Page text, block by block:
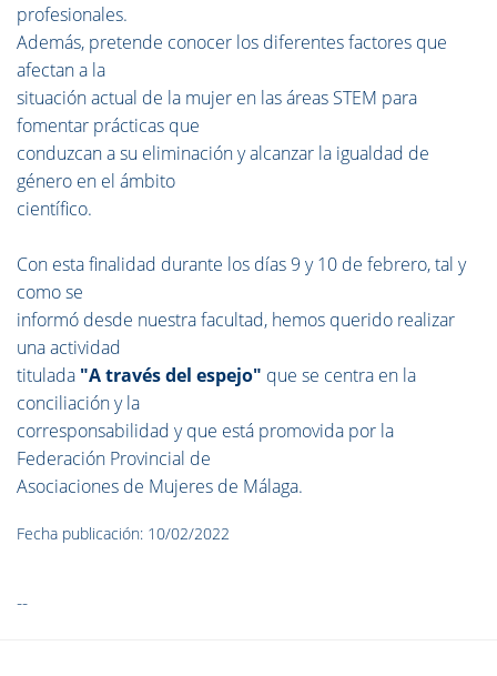
profesionales.
Además, pretende conocer los diferentes factores que
afectan a la
situación actual de la mujer en las áreas STEM para
fomentar prácticas que
conduzcan a su eliminación y alcanzar la igualdad de
género en el ámbito
científico.
Con esta finalidad durante los días 9 y 10 de febrero, tal y
como se
informó desde nuestra facultad, hemos querido realizar
una actividad
titulada "A través del espejo" que se centra en la
conciliación y la
corresponsabilidad y que está promovida por la
Federación Provincial de
Asociaciones de Mujeres de Málaga.
Fecha publicación: 10/02/2022
--